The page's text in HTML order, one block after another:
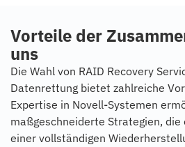
Vorteile der
uns
Die Wahl von RAID Recovery
Datenrettung bietet zahlreiche
Expertise in Novell-Systemen
maßgeschneiderte Strategien, die
einer vollständigen